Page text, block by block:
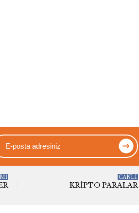
KRIPTO PARALAR
CANLI